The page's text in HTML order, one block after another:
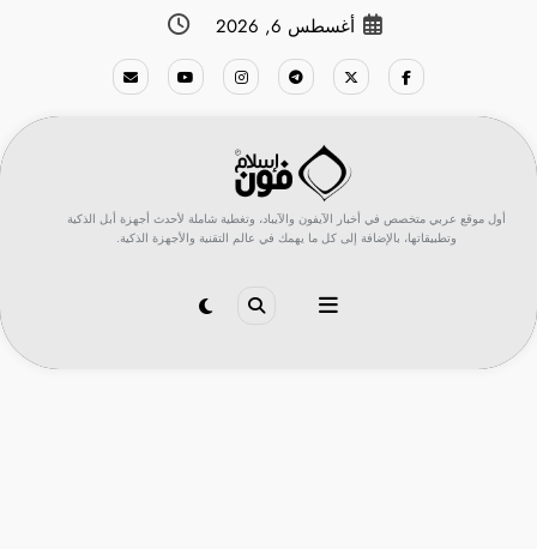
أغسطس 6, 2026
أول موقع عربي متخصص في أخبار الآيفون والآيباد، وتغطية شاملة لأحدث أجهزة أبل الذكية
وتطبيقاتها، بالإضافة إلى كل ما يهمك في عالم التقنية والأجهزة الذكية.